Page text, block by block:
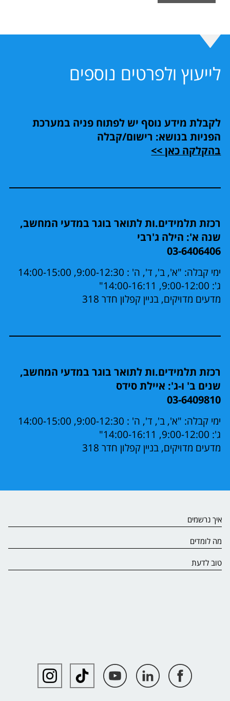
לייעוץ ולפרטים נוספים
לקבלת מידע נוסף יש לפתוח פניה במערכת
הפניות בנושא: רישום/קבלה
בהקלקה כאן >>
רכזת תלמידים.ות לתואר בוגר במדעי המחשב,
שנה א': הילה ג'רבי
03-6406406
ימי קבלה: "א', ב', ד', ה' : 9:00-12:30, 14:00-15:00
ג': 9:00-12:00, 14:00-16:11"
מדעים מדויקים, בניין קפלון חדר 318
רכזת תלמידים.ות לתואר בוגר במדעי המחשב,
שנים ב' ו-ג': איילת סידס
03-6409810
ימי קבלה: "א', ב', ד', ה' : 9:00-12:30, 14:00-15:00
ג': 9:00-12:00, 14:00-16:11"
מדעים מדויקים, בניין קפלון חדר 318
איך נרשמים
מה לומדים
טוב לדעת